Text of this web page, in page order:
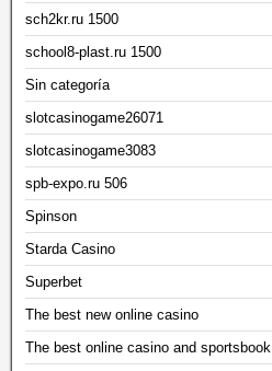
sch2kr.ru 1500
school8-plast.ru 1500
Sin categoría
slotcasinogame26071
slotcasinogame3083
spb-expo.ru 506
Spinson
Starda Casino
Superbet
The best new online casino
The best online casino and sportsbook